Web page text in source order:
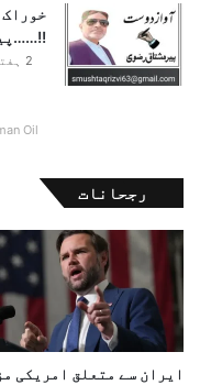
2 ہفتے ago
Oil
رجحانات
ایران سے متعلق امریکی